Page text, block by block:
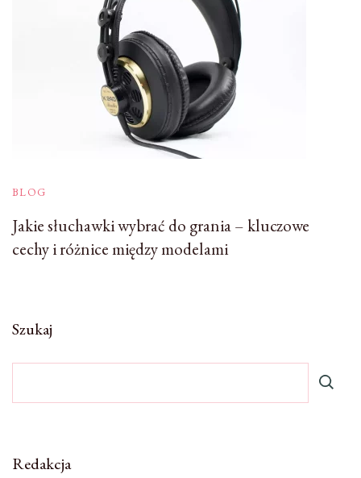
BLOG
Jakie słuchawki wybrać do grania – kluczowe
cechy i różnice między modelami
Szukaj
Redakcja